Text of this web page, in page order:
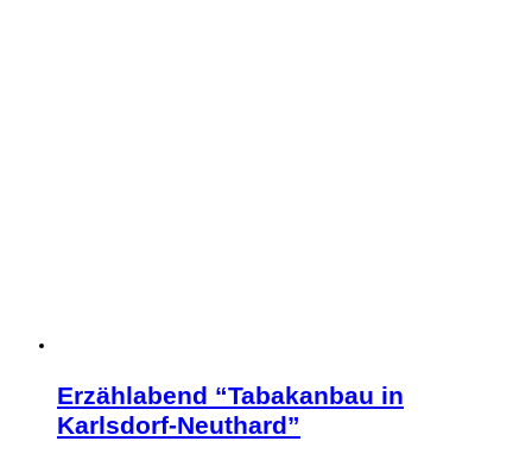
Erzählabend “Tabakanbau in
Karlsdorf-Neuthard”